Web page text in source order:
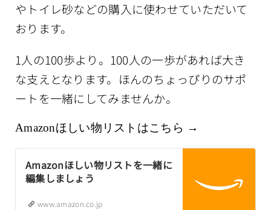
やトイレ砂などの購入に使わせていただいて
おります。
1人の100歩より。100人の一歩があれば大き
な支えとなります。ほんのちょっぴりのサポ
ートを一緒にしてみませんか。
Amazonほしい物リストはこちら →
Amazonほしい物リストを一緒に
編集しましょう
www.amazon.co.jp